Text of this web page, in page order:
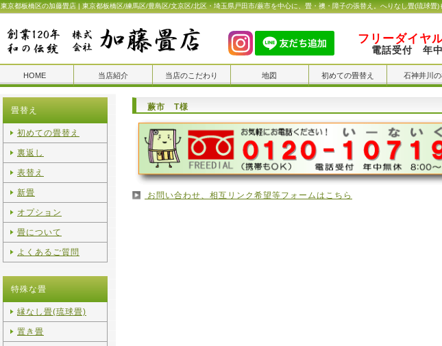
東京都板橋区の加藤畳店 | 東京都板橋区/練馬区/豊島区/文京区/北区・埼玉県戸田市/蕨市を中心に、畳・襖・障子の張替え。へりなし畳(琉球畳)
フリーダイヤ
電話受付 年
HOME 当店紹介 当店のこだわり 地図 初めての畳替え 石神井川
蕨市 T様
お問い合わせ、相互リンク希望等フォームはこちら
畳替え
初めての畳替え
裏返し
表替え
新畳
オプション
畳について
よくあるご質問
特殊な畳
縁なし畳(琉球畳)
置き畳